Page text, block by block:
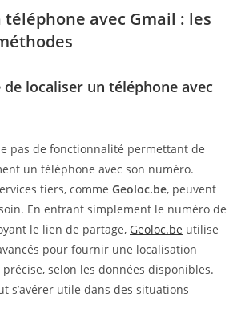
téléphone avec Gmail : les
de localiser un téléphone avec
pas de fonctionnalité permettant de
un téléphone avec son numéro.
tiers, comme Geoloc.be, peuvent
En entrant simplement le numéro de
le lien de partage, Geoloc.be utilise
pour fournir une localisation
selon les données disponibles.
s’avérer utile dans des situations